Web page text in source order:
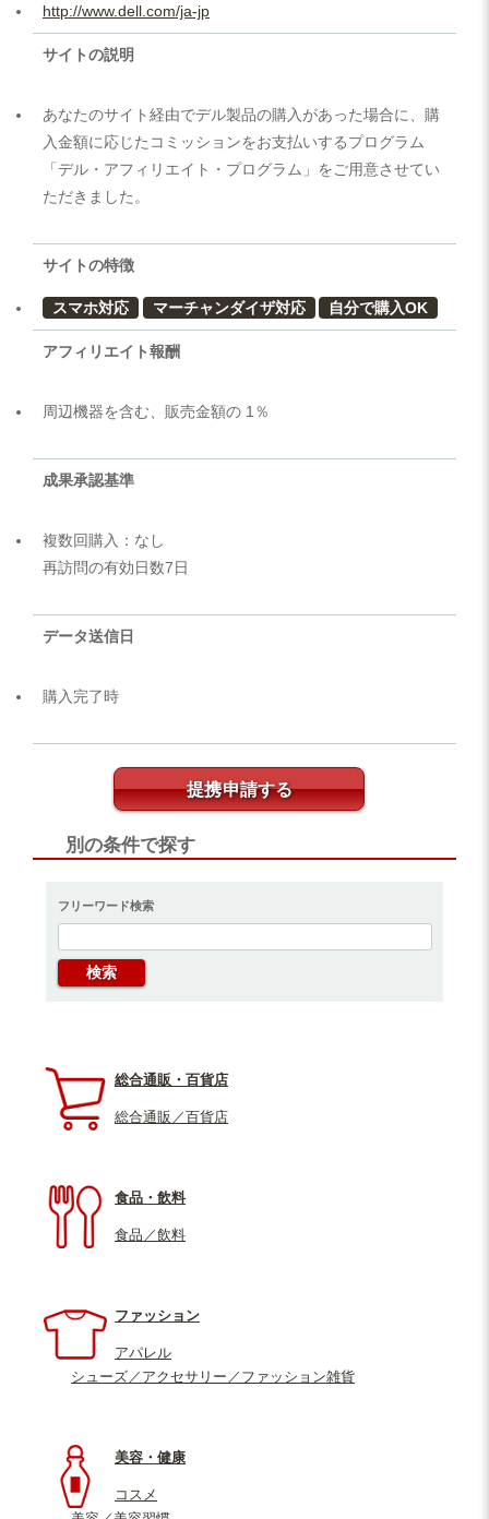
http://www.dell.com/ja-jp
サイトの説明
あなたのサイト経由でデル製品の購入があった場合に、購
入金額に応じたコミッションをお支払いするプログラム
「デル・アフィリエイト・プログラム」をご用意させてい
ただきました。
サイトの特徴
スマホ対応 マーチャンダイザ対応 自分で購入OK
アフィリエイト報酬
周辺機器を含む、販売金額の 1％
成果承認基準
複数回購入：なし
再訪問の有効日数7日
データ送信日
購入完了時
提携申請する
別の条件で探す
フリーワード検索
総合通販・百貨店
総合通販／百貨店
食品・飲料
食品／飲料
ファッション
アパレル
シューズ／アクセサリー／ファッション雑貨
美容・健康
コスメ